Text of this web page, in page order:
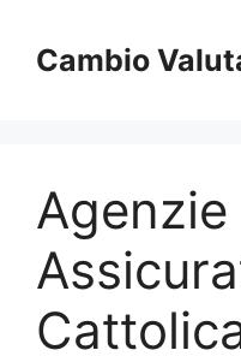
contenuto
Cambio
Agenzie